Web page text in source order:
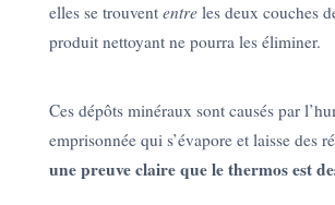
elles se trouvent entreles deux couches
produit nettoyant ne pourra les éliminer.
Ces dépôts minéraux sont causés par
emprisonnée qui s’évapore et laisse des
une preuve claire que le thermos est